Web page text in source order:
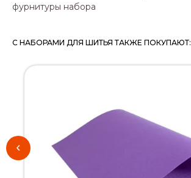
фурнитуры набора
С НАБОРАМИ ДЛЯ ШИТЬЯ ТАКЖЕ ПОКУПАЮТ: